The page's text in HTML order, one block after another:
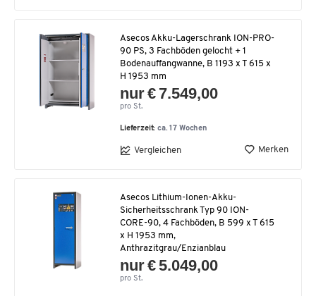
Asecos Akku-Lagerschrank ION-PRO-
90 PS, 3 Fachböden gelocht + 1
Bodenauffangwanne, B 1193 x T 615 x
H 1953 mm
nur € 7.549,00
pro St.
Lieferzeit:ca. 17 Wochen
Vergleichen Merken
Asecos Lithium-Ionen-Akku-
Sicherheitsschrank Typ 90 ION-
CORE-90, 4 Fachböden, B 599 x T 615
x H 1953 mm,
Anthrazitgrau/Enzianblau
nur € 5.049,00
pro St.